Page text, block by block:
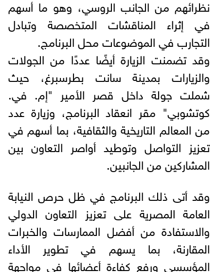
نظرائهم من الجانب الروسي، وهو ما أسهم
في إثراء المناقشات المتخصصة وتبادل
التجارب في الموضوعات محل البرنامج.
وقد تضمنت الزيارة أيضًا عددًا من الجولات
والزيارات بمدينة سانت بطرسبرغ، حيث
شملت جولة داخل قصر الأمير "إم. في.
كوتشوبي" مقر انعقاد البرنامج، وزيارة عدد
من المعالم التاريخية والثقافية، بما أسهم في
تعزيز التواصل وتوطيد أواصر التعاون بين
المشاركين من الجانبين.
وقد أتى ذلك البرنامج في ظل حرص النيابة
العامة المصرية على تعزيز التعاون الدولي
والاستفادة من أفضل الممارسات والخبرات
المقارنة، بما يسهم في تطوير الأداء
المؤسسي ورفع كفاءة أعضائها في مواجهة